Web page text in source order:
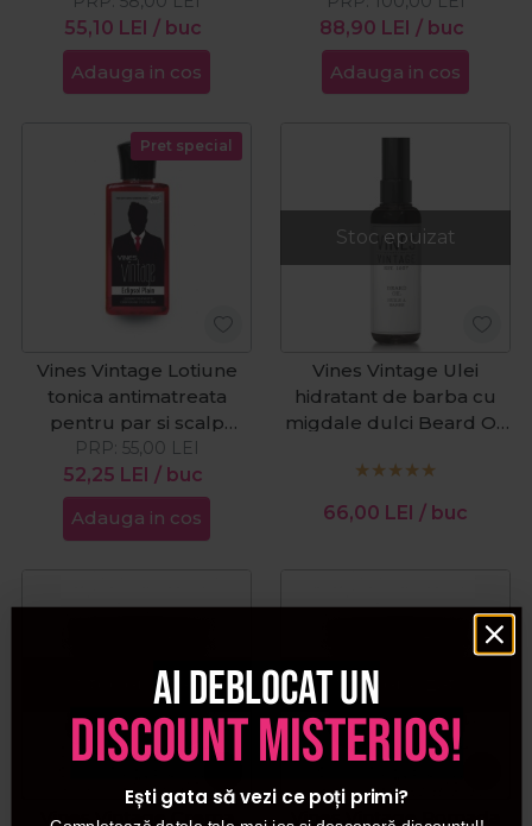
55,10 LEI / buc
Adauga in cos
88,90 LEI / buc
Adauga in cos
Pret special
Vines Vintage Lotiune
tonica antimatreata
pentru par si scalp
Eclipsol Plain 200ml
52,25 LEI / buc
PRP: 55,00 LEI
Adauga in cos
Stoc epuizat
Vines Vintage Ulei
hidratant de barba cu
migdale dulci Beard Oil
66,00 LEI / buc
Stoc epuizat
Vines Vintage Crema
Stoc epuizat
Vines Vintage Pomada
Ai deblocat un
discount misterios!
Ești gata să vezi ce poți primi?